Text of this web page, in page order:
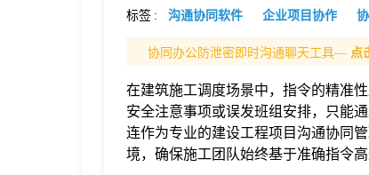
标签 : 沟通协同软件 企业项目协作
协同办公防泄密即时沟通聊天工具— 点
在建筑施工调度场景中，指令的精准
安全注意事项或误发班组安排，只能
连作为专业的建设工程项目沟通协同
境，确保施工团队始终基于准确指令高